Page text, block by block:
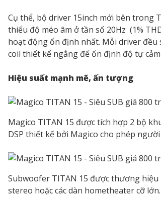
Cụ thể, bộ driver 15inch mới bên trong
thiểu độ méo âm ở tần số 20Hz (1%
hoạt động ổn định nhất. Mỗi driver
coil thiết kế ngắng để ổn định độ tự
Hiệu suất mạnh mẽ, ấn tượng
Magico TITAN 15 được tích hợp 2 bộ
DSP thiết kế bởi Magico cho phép
Subwoofer TITAN 15 được thương
stereo hoặc các dàn hometheater cỡ lớn.